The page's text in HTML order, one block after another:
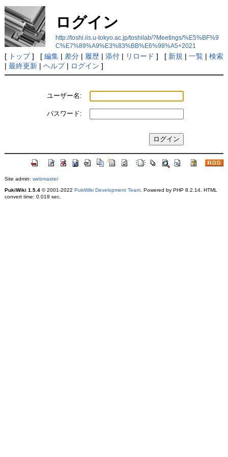
ログイン
http://toshi.iis.u-tokyo.ac.jp/toshilab/?Meetings/%E5%BF%9
C%E7%89%A9%E3%83%BB%E6%98%A5+2021
[ トップ] [ 編集| 差分| 履歴| 添付| リロード ] [ 新規 | 一覧| 検索
| 最終更新| ヘルプ| ログイン ]
ユーザー名:
パスワード:
Site admin: webmaster
PukiWiki 1.5.4© 2001-2022 PukiWiki Development Team. Powered by PHP 8.2.14. HTML
convert time: 0.019 sec.